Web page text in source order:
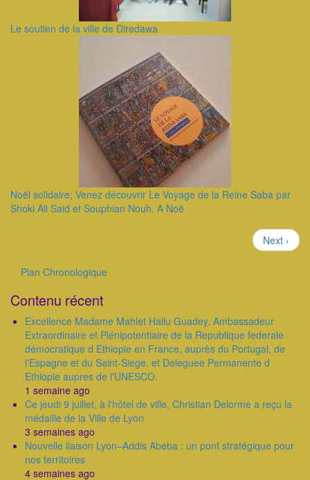
Le soutien de la ville de Diredawa
Noël solidaire; Venez découvrir Le Voyage de la Reine Saba par
Shoki Ali Said et Souphian Nouh. A Noë
Page
suivante
Next ›
Plan Chronologique
Contenu récent
Excellence Madame Mahlet Hailu Guadey, Ambassadeur
Extraordinaire et Plénipotentiaire de la Republique federale
démocratique d Ethiopie en France, auprès du Portugal, de
l'Espagne et du Saint-Siege, et Deleguee Permanente d
Ethiopie aupres de l'UNESCO.
1 semaine ago
Ce jeudi 9 juillet, à l'hôtel de ville, Christian Delorme a reçu la
médaille de la Ville de Lyon
3 semaines ago
Nouvelle liaison Lyon–Addis Abeba : un pont stratégique pour
nos territoires
4 semaines ago